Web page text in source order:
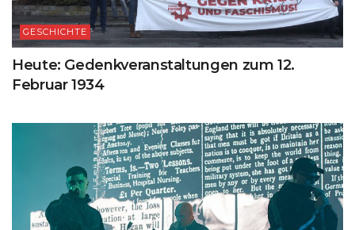
GESCHICHTE
Heute: Gedenkveranstaltungen zum 12.
Februar 1934